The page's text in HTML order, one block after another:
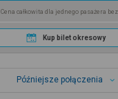
Cena całkowita dla jednego pasażera
Kup bilet okresowy
Późniejsze połączenia